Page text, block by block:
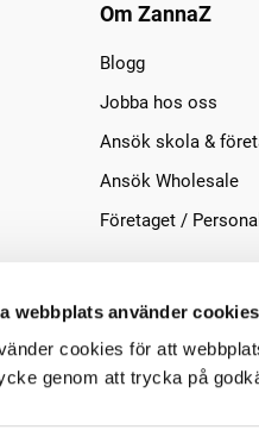
webbplats använder cookies
cookies för att
genom att trycka på
Om ZannaZ
Blogg
Jobba hos oss
Ansök skola &
Ansök Wholesale
Företaget / Personal